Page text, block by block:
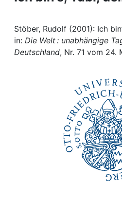
Institutions
Stöber, Rudolf (2001): Ich
in: Die Welt : unabhängige
Deutschland, Nr. 71 vom 24.